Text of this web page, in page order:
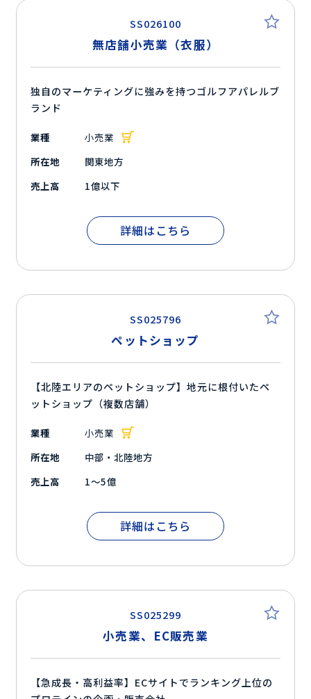
SS026100
無店舗小売業（衣服）
独自のマーケティングに強みを持つゴルフアパレルブ
ランド
業種
小売業
所在地
関東地方
売上高
1億以下
詳細はこちら
SS025796
ペットショップ
【北陸エリアのペットショップ】地元に根付いたペ
ットショップ（複数店舗）
業種
小売業
所在地
中部・北陸地方
売上高
1～5億
詳細はこちら
SS025299
小売業、EC販売業
【急成長・高利益率】ECサイトでランキング上位の